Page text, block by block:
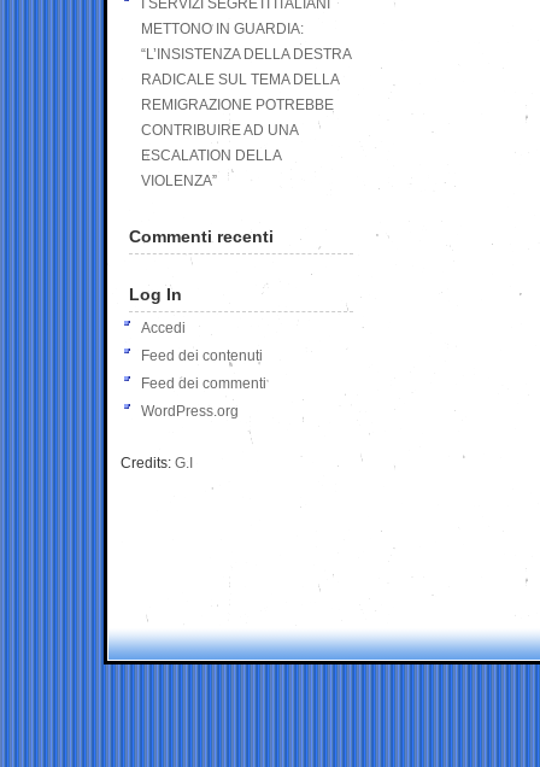
I SERVIZI SEGRETI ITALIANI
METTONO IN GUARDIA:
“L’INSISTENZA DELLA DESTRA
RADICALE SUL TEMA DELLA
REMIGRAZIONE POTREBBE
CONTRIBUIRE AD UNA
ESCALATION DELLA
VIOLENZA”
Commenti recenti
Log In
Accedi
Feed dei contenuti
Feed dei commenti
WordPress.org
Credits: G.I